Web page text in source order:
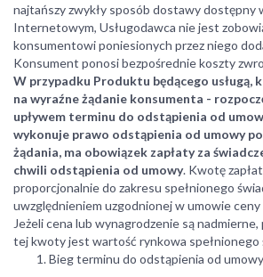
najtańszy zwykły sposób dostawy dostępny
Internetowym, Usługodawca nie jest
konsumentowi poniesionych przez niego
Konsument ponosi bezpośrednie koszty
W przypadku Produktu będącego usługą,
na wyraźne żądanie konsumenta -
upływem terminu do odstąpienia od
wykonuje prawo odstąpienia od umowy
żądania, ma obowiązek zapłaty za
chwili odstąpienia od umowy. Kwotę
proporcjonalnie do zakresu spełnionego
uwzględnieniem uzgodnionej w umowie
Jeżeli cena lub wynagrodzenie są
tej kwoty jest wartość rynkowa spełnionego
Bieg terminu do odstąpienia od